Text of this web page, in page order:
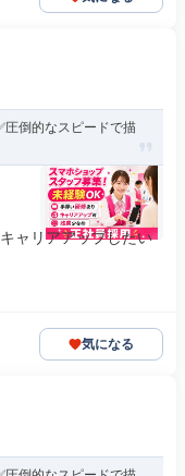
圧倒的なスピードで描
ャリアアップしたい
気になる